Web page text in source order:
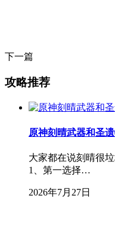
下一篇
攻略推荐
原神刻晴武器和圣
大家都在说刻晴很
1、第一选择…
2026年7月27日